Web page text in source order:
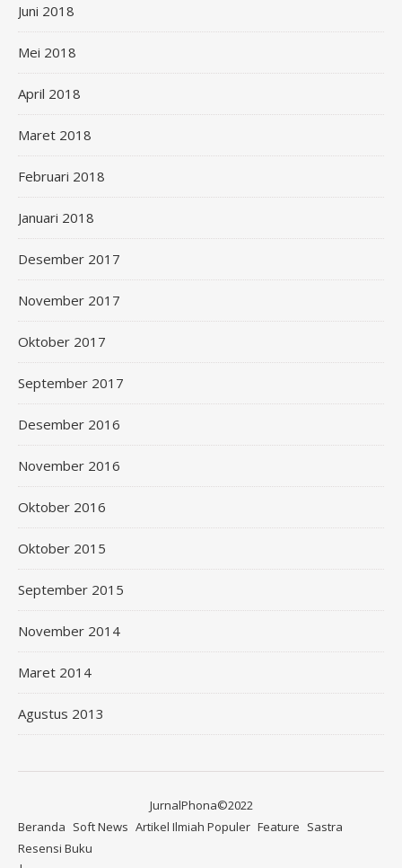
Juni 2018
Mei 2018
April 2018
Maret 2018
Februari 2018
Januari 2018
Desember 2017
November 2017
Oktober 2017
September 2017
Desember 2016
November 2016
Oktober 2016
Oktober 2015
September 2015
November 2014
Maret 2014
Agustus 2013
JurnalPhona©2022
Beranda Soft News Artikel Ilmiah Populer Feature Sastra
Resensi Buku